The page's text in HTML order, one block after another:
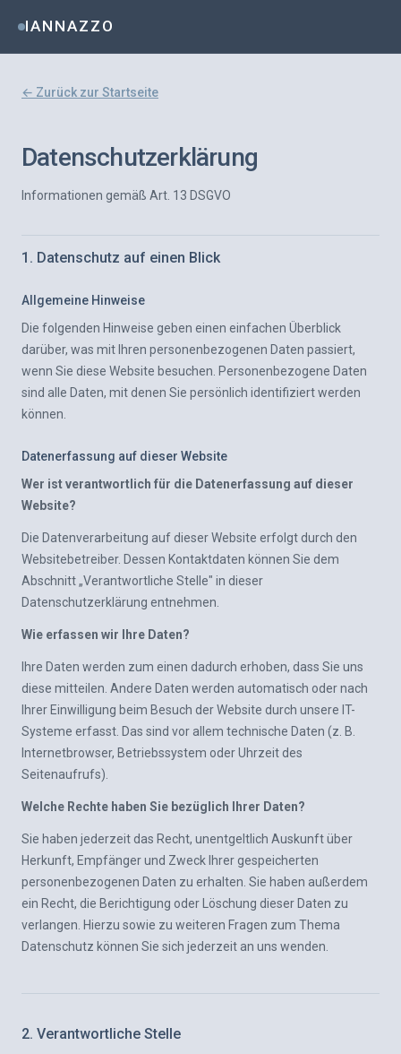
IANNAZZO
← Zurück zur Startseite
Datenschutzerklärung
Informationen gemäß Art. 13 DSGVO
1. Datenschutz auf einen Blick
Allgemeine Hinweise
Die folgenden Hinweise geben einen einfachen Überblick
darüber, was mit Ihren personenbezogenen Daten passiert,
wenn Sie diese Website besuchen. Personenbezogene Daten
sind alle Daten, mit denen Sie persönlich identifiziert werden
können.
Datenerfassung auf dieser Website
Wer ist verantwortlich für die Datenerfassung auf dieser
Website?
Die Datenverarbeitung auf dieser Website erfolgt durch den
Websitebetreiber. Dessen Kontaktdaten können Sie dem
Abschnitt „Verantwortliche Stelle" in dieser
Datenschutzerklärung entnehmen.
Wie erfassen wir Ihre Daten?
Ihre Daten werden zum einen dadurch erhoben, dass Sie uns
diese mitteilen. Andere Daten werden automatisch oder nach
Ihrer Einwilligung beim Besuch der Website durch unsere IT-
Systeme erfasst. Das sind vor allem technische Daten (z. B.
Internetbrowser, Betriebssystem oder Uhrzeit des
Seitenaufrufs).
Welche Rechte haben Sie bezüglich Ihrer Daten?
Sie haben jederzeit das Recht, unentgeltlich Auskunft über
Herkunft, Empfänger und Zweck Ihrer gespeicherten
personenbezogenen Daten zu erhalten. Sie haben außerdem
ein Recht, die Berichtigung oder Löschung dieser Daten zu
verlangen. Hierzu sowie zu weiteren Fragen zum Thema
Datenschutz können Sie sich jederzeit an uns wenden.
2. Verantwortliche Stelle